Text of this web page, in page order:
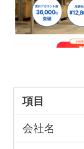
項目
会社名